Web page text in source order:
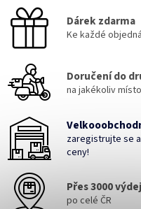
Dárek zdarma
Ke každé
Doručení do
na jakékoliv místo
zaregistrujte se
ceny!
Přes 3000
po celé ČR